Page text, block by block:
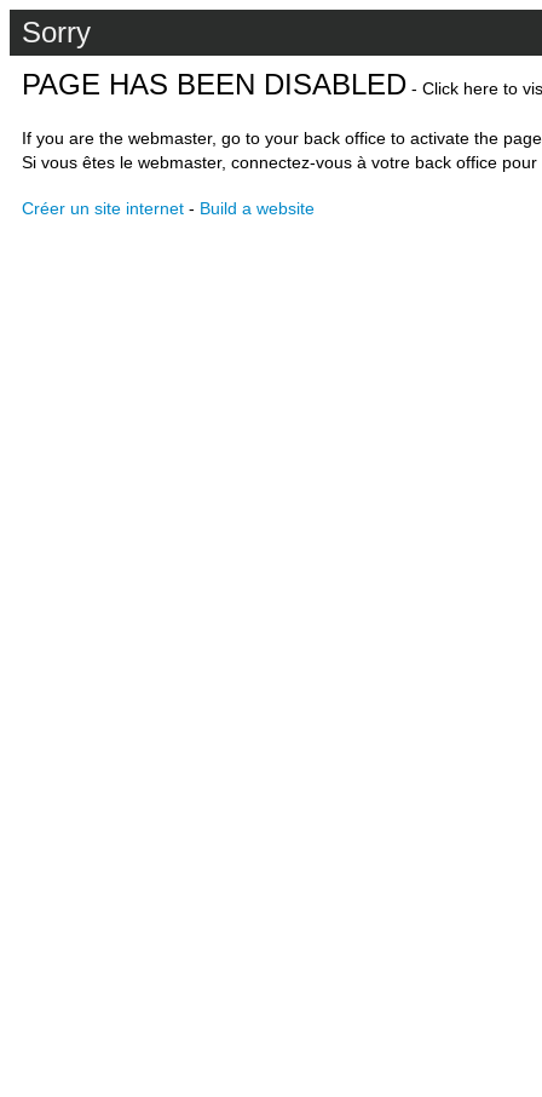
Sorry
PAGE HAS BEEN DISABLED - Click here to
If you are the webmaster, go to your back office to activate the
Si vous êtes le webmaster, connectez-vous à votre back office
Créer un site internet - Build a website